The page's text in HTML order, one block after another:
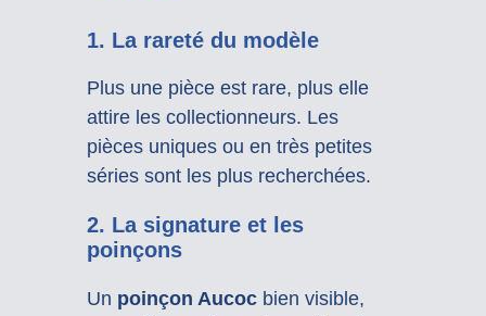
1. La rareté du modèle
Plus une pièce est rare, plus elle
attire les collectionneurs. Les
pièces uniques ou en très petites
séries sont les plus recherchées.
2. La signature et les
poinçons
Un poinçon Aucocbien visible,